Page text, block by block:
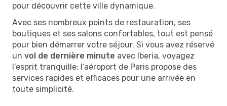
pour découvrir cette ville dynamique.
Avec ses nombreux points de restauration, ses
boutiques et ses salons confortables, tout est pensé
pour bien démarrer votre séjour. Si vous avez réservé
un vol de dernière minute avec Iberia, voyagez
l’esprit tranquille: l’aéroport de Paris propose des
services rapides et efficaces pour une arrivée en
toute simplicité.